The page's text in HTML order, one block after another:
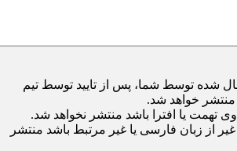
شده توسط شما، پس از تایید توسط تیم
خواهد شد.
تهمت یا افترا باشد منتشر نخواهد شد.
غیر از زبان فارسی یا غیر مرتبط باشد منتشر